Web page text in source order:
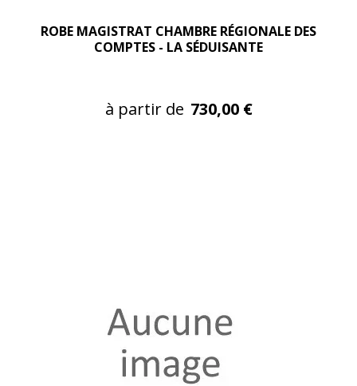
ROBE MAGISTRAT CHAMBRE RÉGIONALE DES
COMPTES - LA SÉDUISANTE
à partir de 730,00 €